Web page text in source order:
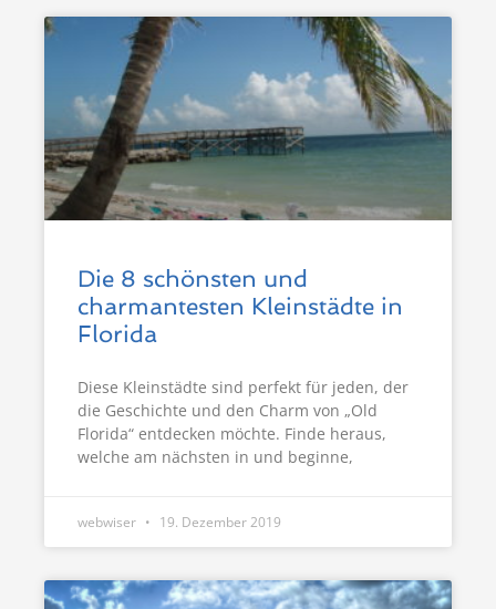
Die 8 schönsten und
charmantesten Kleinstädte in
Florida
Diese Kleinstädte sind perfekt für jeden, der
die Geschichte und den Charm von „Old
Florida“ entdecken möchte. Finde heraus,
welche am nächsten in und beginne,
webwiser 19. Dezember 2019